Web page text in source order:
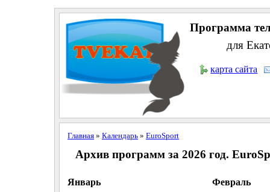
Программа
для
карта сайта
Главная» Календарь» EuroSport
Архив программ за 2026 год.
Январь Февраль